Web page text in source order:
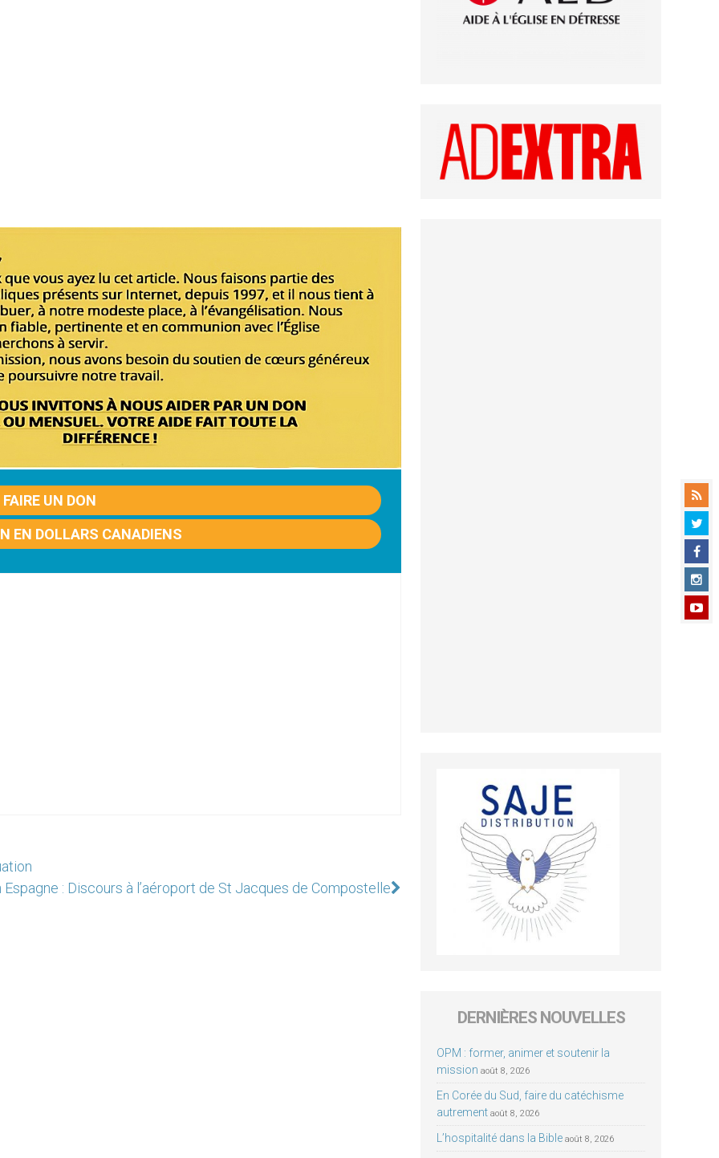
FAIRE UN DON
EN DOLLARS CANADIENS
Espagne : Discours à l’aéroport de St Jacques de Compostelle
DERNIÈRES NOUVELLES
OPM : former, animer et soutenir la
mission août 8, 2026
En Corée du Sud, faire du catéchisme
autrement août 8, 2026
L’hospitalité dans la Bible août 8, 2026